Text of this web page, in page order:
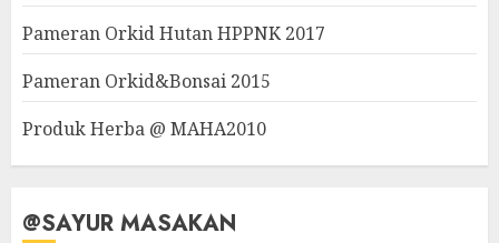
Pameran Orkid Hutan HPPNK 2017
Pameran Orkid&Bonsai 2015
Produk Herba @ MAHA2010
@SAYUR MASAKAN